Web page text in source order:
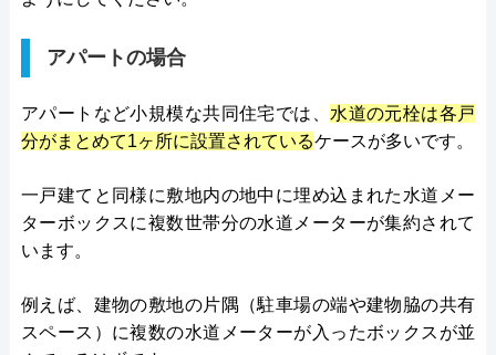
アパートの場合
アパートなど小規模な共同住宅では、 水道の元栓は各戸
分がまとめて1ヶ所に設置されているケースが多いです。
一戸建てと同様に敷地内の地中に埋め込まれた水道メー
ターボックスに複数世帯分の水道メーターが集約されて
います。
例えば、建物の敷地の片隅（駐車場の端や建物脇の共有
スペース）に複数の水道メーターが入ったボックスが並